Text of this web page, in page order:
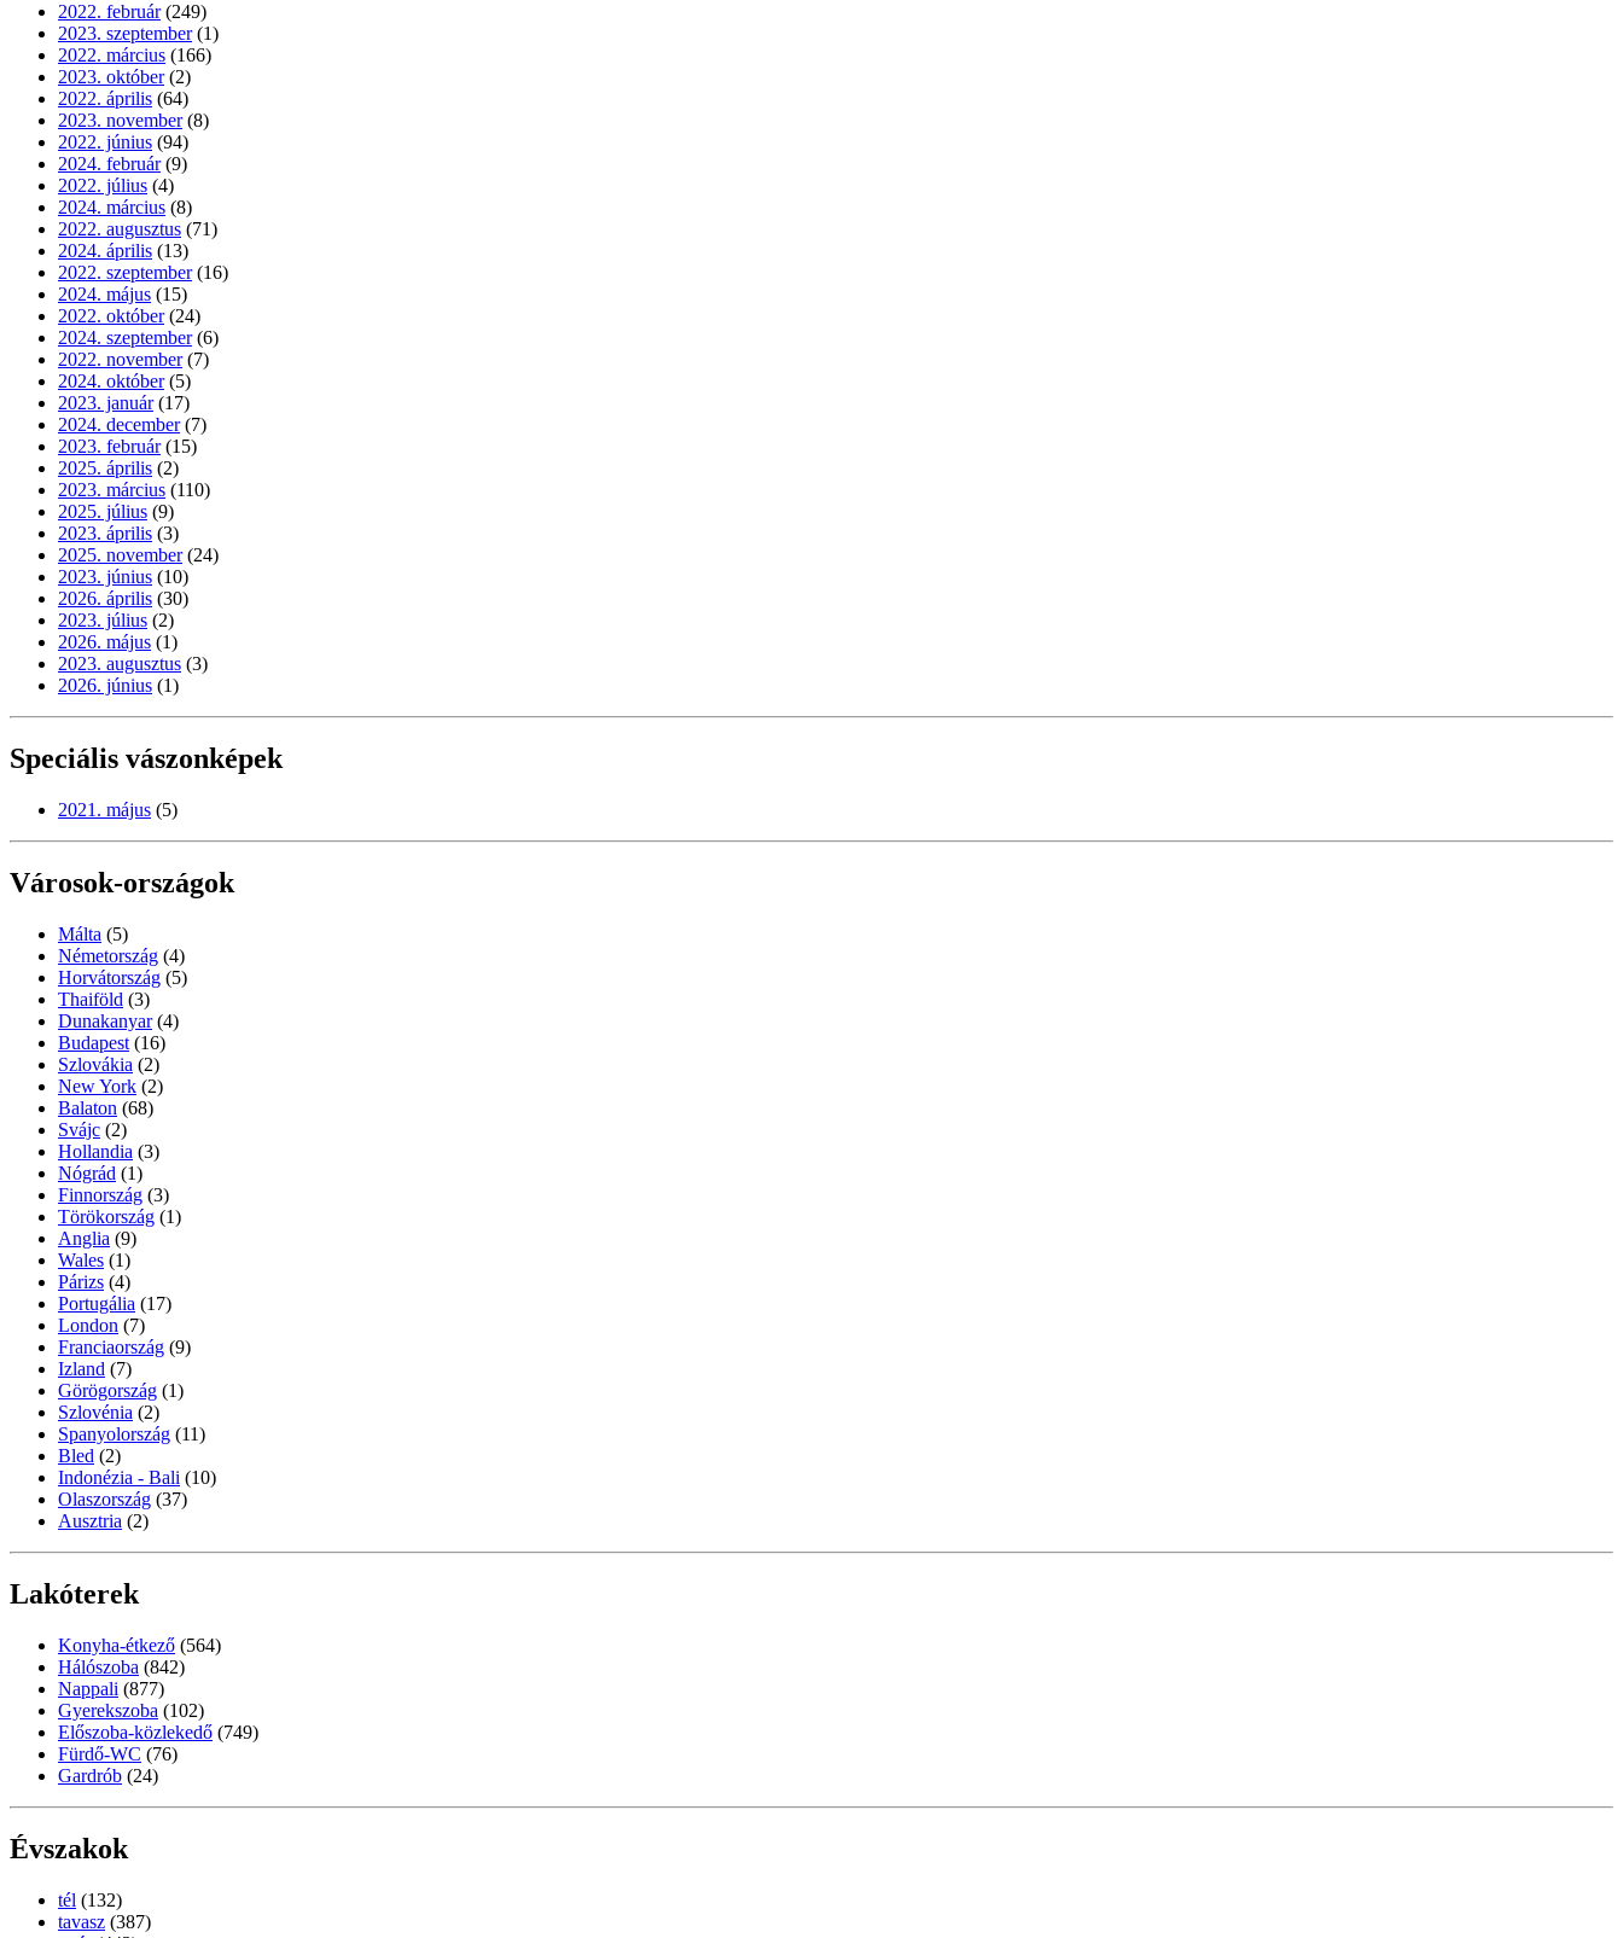
2022. február (249)
2023. szeptember (1)
2022. március (166)
2023. október (2)
2022. április (64)
2023. november (8)
2022. június (94)
2024. február (9)
2022. július (4)
2024. március (8)
2022. augusztus (71)
2024. április (13)
2022. szeptember (16)
2024. május (15)
2022. október (24)
2024. szeptember (6)
2022. november (7)
2024. október (5)
2023. január (17)
2024. december (7)
2023. február (15)
2025. április (2)
2023. március (110)
2025. július (9)
2023. április (3)
2025. november (24)
2023. június (10)
2026. április (30)
2023. július (2)
2026. május (1)
2023. augusztus (3)
2026. június (1)
Speciális vászonképek
2021. május (5)
Városok-országok
Málta (5)
Németország (4)
Horvátország (5)
Thaiföld (3)
Dunakanyar (4)
Budapest (16)
Szlovákia (2)
New York (2)
Balaton (68)
Svájc (2)
Hollandia (3)
Nógrád (1)
Finnország (3)
Törökország (1)
Anglia (9)
Wales (1)
Párizs (4)
Portugália (17)
London (7)
Franciaország (9)
Izland (7)
Görögország (1)
Szlovénia (2)
Spanyolország (11)
Bled (2)
Indonézia - Bali (10)
Olaszország (37)
Ausztria (2)
Lakóterek
Konyha-étkező (564)
Hálószoba (842)
Nappali (877)
Gyerekszoba (102)
Előszoba-közlekedő (749)
Fürdő-WC (76)
Gardrób (24)
Évszakok
tél (132)
tavasz (387)